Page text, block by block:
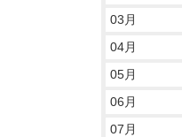
03月
04月
05月
06月
07月